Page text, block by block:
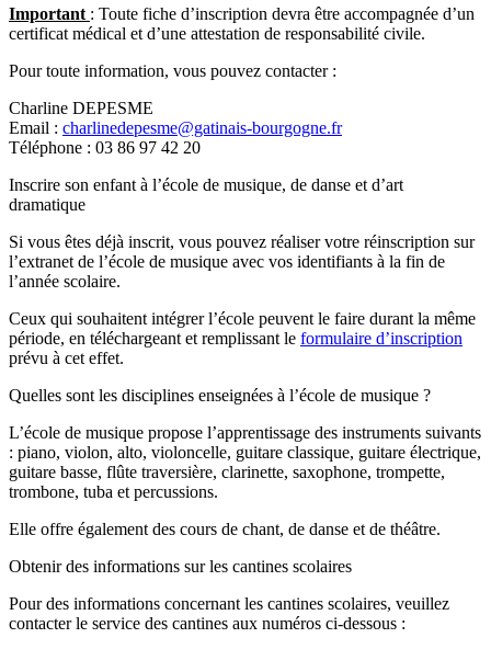
Important : Toute fiche d’inscription devra être accompagnée d’un
certificat médical et d’une attestation de responsabilité civile.
Pour toute information, vous pouvez contacter :
Charline DEPESME
Email : charlinedepesme@gatinais-bourgogne.fr
Téléphone : 03 86 97 42 20
Inscrire son enfant à l’école de musique, de danse et d’art
dramatique
Si vous êtes déjà inscrit, vous pouvez réaliser votre réinscription sur
l’extranet de l’école de musique avec vos identifiants à la fin de
l’année scolaire.
Ceux qui souhaitent intégrer l’école peuvent le faire durant la même
période, en téléchargeant et remplissant le formulaire d’inscription
prévu à cet effet.
Quelles sont les disciplines enseignées à l’école de musique ?
L’école de musique propose l’apprentissage des instruments suivants
: piano, violon, alto, violoncelle, guitare classique, guitare électrique,
guitare basse, flûte traversière, clarinette, saxophone, trompette,
trombone, tuba et percussions.
Elle offre également des cours de chant, de danse et de théâtre.
Obtenir des informations sur les cantines scolaires
Pour des informations concernant les cantines scolaires, veuillez
contacter le service des cantines aux numéros ci-dessous :